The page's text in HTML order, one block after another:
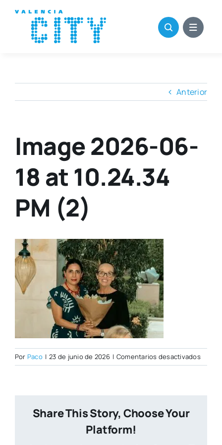
contenido
Anterior
Image 2026-06-
18 at 10.24.34
PM (2)
Por Paco | 23 de junio de 2026 | Comentarios desactivadosen
Image
Share This Story, Choose Your
Platform!